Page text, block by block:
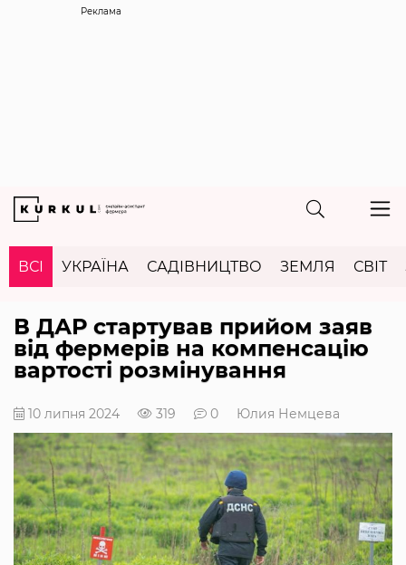
Реклама
ВСІ УКРАЇНА САДІВНИЦТВО ЗЕМЛЯ СВІТ
В ДАР стартував прийом заяв
від фермерів на компенсацію
вартості розмінування
10 липня 2024 319 0 Юлия Немцева